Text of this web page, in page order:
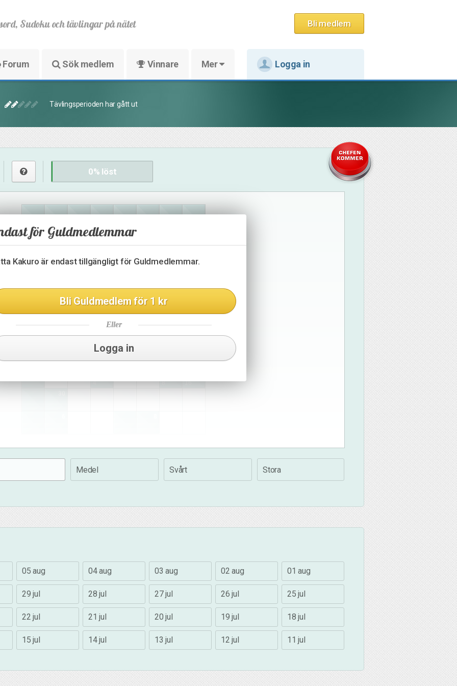
Bli medlem
Sudoku och tävlingar på nätet
Forum Sök medlem Vinnare Mer Logga in
Tävlingsperioden har gått ut
0% löst
för Guldmedlemmar
Kakuro är endast tillgängligt för Guldmedlemmar.
Bli Guldmedlem för 1 kr
Eller
Logga in
17
23
4
7
18
16
27
5
6
4
8
16
Medel Svårt Stora
05 aug 04 aug 03 aug 02 aug 01 aug
29 jul 28 jul 27 jul 26 jul 25 jul
22 jul 21 jul 20 jul 19 jul 18 jul
15 jul 14 jul 13 jul 12 jul 11 jul